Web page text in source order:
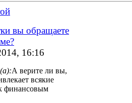
вы обращаете
16:16
А верите ли вы,
всякие
финансовым